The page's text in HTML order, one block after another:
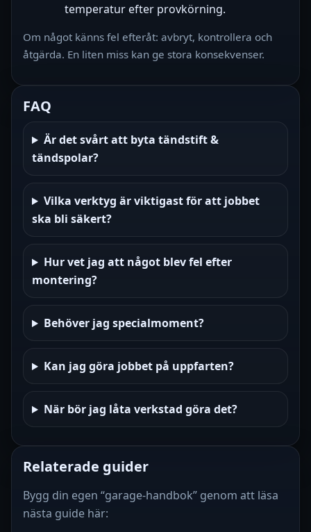
temperatur efter provkörning.
Om något känns fel efteråt: avbryt, kontrollera och
åtgärda. En liten miss kan ge stora konsekvenser.
FAQ
Är det svårt att byta tändstift &
tändspolar?
Vilka verktyg är viktigast för att jobbet
ska bli säkert?
Hur vet jag att något blev fel efter
montering?
Behöver jag specialmoment?
Kan jag göra jobbet på uppfarten?
När bör jag låta verkstad göra det?
Relaterade guider
Bygg din egen “garage-handbok” genom att läsa
nästa guide här: